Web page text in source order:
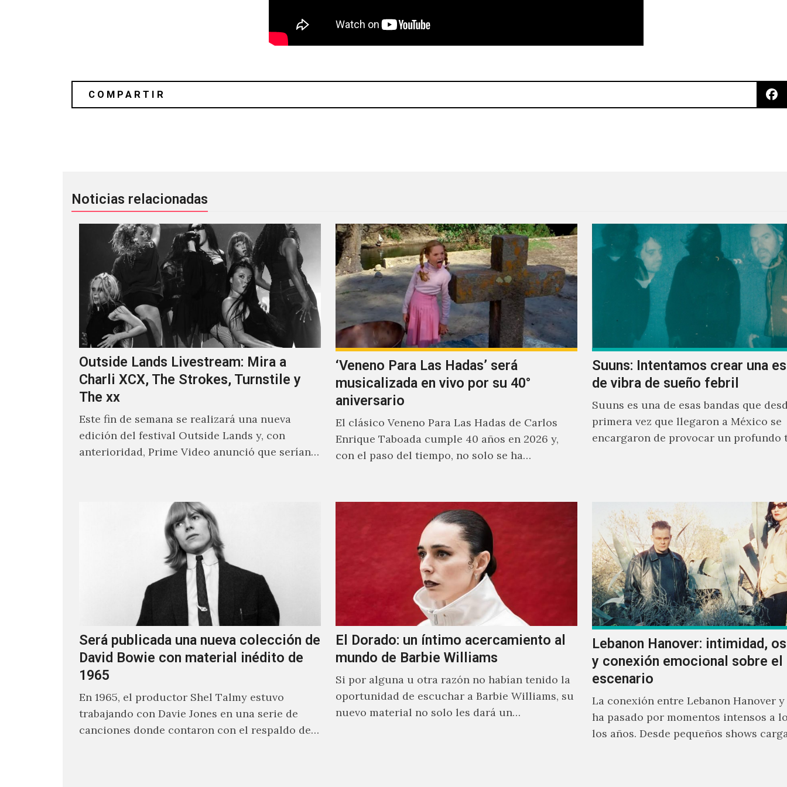
Noticias relacionadas
Outside Lands Livestream: Mira a
Charli XCX, The Strokes, Turnstile y
The xx
Este fin de semana se realizará una nueva
edición del festival Outside Lands y, con
anterioridad, Prime Video anunció que serían
‘Veneno Para Las Hadas’ será
musicalizada en vivo por su 40°
aniversario
El clásico Veneno Para Las Hadas de Carlos
Enrique Taboada cumple 40 años en 2026 y,
con el paso del tiempo, no solo se ha…
Suuns: Intentamos crear una
de vibra de sueño febril
Suuns es una de esas bandas que
primera vez que llegaron a México se
encargaron de provocar un profundo
Será publicada una nueva colección de
David Bowie con material inédito de
1965
En 1965, el productor Shel Talmy estuvo
trabajando con Davie Jones en una serie de
canciones donde contaron con el respaldo de
El Dorado: un íntimo acercamiento al
mundo de Barbie Williams
Si por alguna u otra razón no habían tenido la
oportunidad de escuchar a Barbie Williams, su
nuevo material no solo les dará un
Lebanon Hanover: intimidad,
y conexión emocional sobre el
escenario
La conexión entre Lebanon Hanover
ha pasado por momentos intensos a
los años. Desde pequeños shows